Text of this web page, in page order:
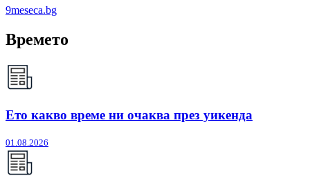
9meseca.bg
Времето
Ето какво време ни очаква през уикенда
01.08.2026